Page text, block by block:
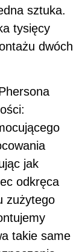
sztuka.
tysięcy
dwóch
jak
odkręca
zużytego
takie same